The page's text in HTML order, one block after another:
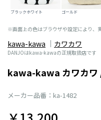
ブラックホワイト ゴールド
※画面上の色はブラウザや設定により、
kawa-kawa カワカワ
DANJOはkawa-kawaの正規取扱店です
kawa-kawa カワカワ
メーカー品番：ka-1482